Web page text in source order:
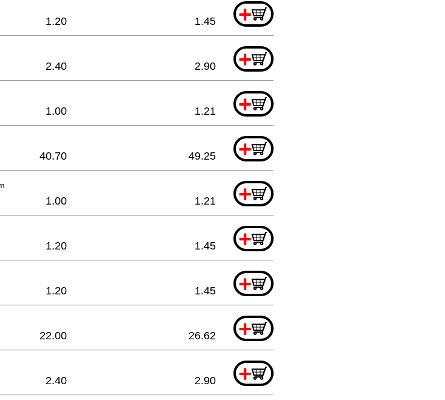
+
1.20 1.45
+
2.40 2.90
+
1.00 1.21
+
40.70 49.25
+
1.00 1.21
+
1.20 1.45
+
1.20 1.45
+
22.00 26.62
+
2.40 2.90